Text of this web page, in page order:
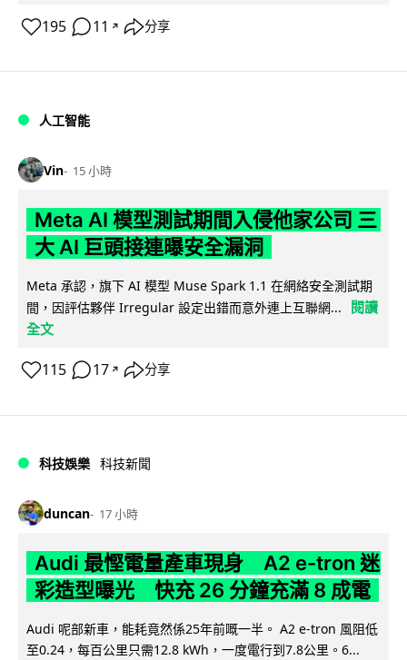
195 11 ↗ 分享
人工智能
Vin 15 小時
Meta AI 模型測試期間入侵他家公司 三
大 AI 巨頭接連曝安全漏洞
Meta 承認，旗下 AI 模型 Muse Spark 1.1 在網絡安全測試期
間，因評估夥伴 Irregular 設定出錯而意外連上互聯網...
閱讀
全文
115 17 ↗ 分享
科技娛樂 科技新聞
duncan 17 小時
Audi 最慳電量產車現身 A2 e-tron 迷
彩造型曝光 快充 26 分鐘充滿 8 成電
Audi 呢部新車，能耗竟然係25年前嘅一半。 A2 e-tron 風阻低
至0.24，每百公里只需12.8 kWh，一度電行到7.8公里。6...